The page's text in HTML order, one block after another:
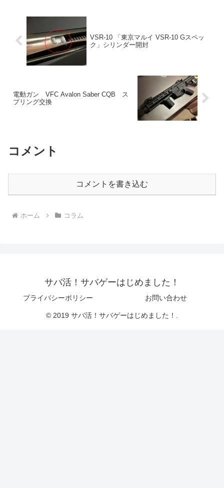
VSR-10 「東京マルイ VSR-10 Gスペッ
ク」シリンダー開封
電動ガン VFC Avalon Saber CQB ス
プリング交換
コメント
コメントを書き込む
ホーム コラム
サバ活！サバゲーはじめました！
プライバシーポリシー お問い合わせ
© 2019 サバ活！サバゲーはじめました！.